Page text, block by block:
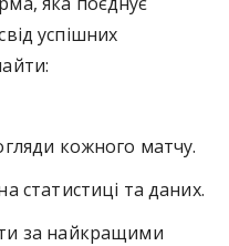
успішних
кожного матчу.
статистиці та даних.
за найкращими